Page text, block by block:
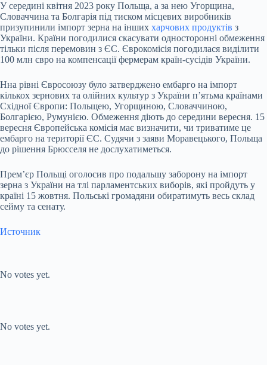
У середині квітня 2023 року Польща, а за нею Угорщина,
Словаччина та Болгарія під тиском місцевих виробників
призупинили імпорт зерна на інших харчових продуктів з
України. Країни погодилися скасувати односторонні обмеження
тільки після перемовин з ЄС. Єврокомісія погодилася виділити
100 млн євро на компенсації фермерам країн-сусідів України.
Нна рівні Євросоюзу було затверджено ембарго на імпорт
кількох зернових та олійних культур з України п’ятьма країнами
Східної Європи: Польщею, Угорщиною, Словаччиною,
Болгарією, Румунією. Обмеження діють до середини вересня. 15
вересня Європейська комісія має визначити, чи триватиме це
ембарго на території ЄС. Судячи з заяви Моравецького, Польща
до рішення Брюсселя не дослухатиметься.
Премʼєр Польщі оголосив про подальшу заборону на імпорт
зерна з України на тлі парламентських виборів, які пройдуть у
країні 15 жовтня. Польські громадяни обиратимуть весь склад
сейму та сенату.
Источник
No votes yet.
No votes yet.